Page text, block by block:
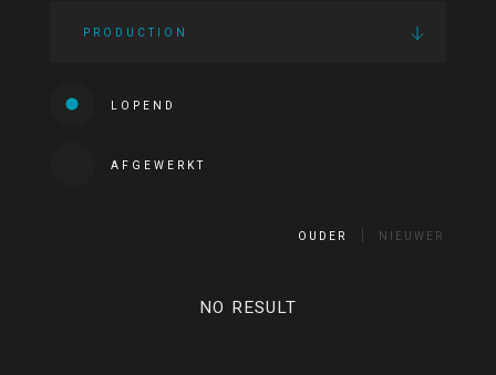
PRODUCTION
LOPEND
AFGEWERKT
OUDER NIEUWER
NO RESULT